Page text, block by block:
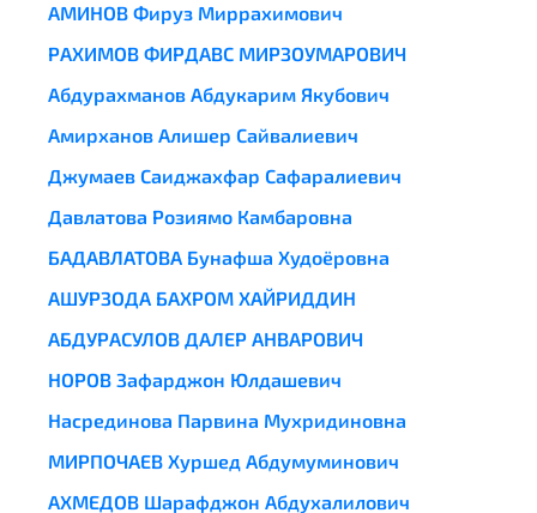
АМИНОВ Фируз Миррахимович
РАХИМОВ ФИРДАВС МИРЗОУМАРОВИЧ
Абдурахманов Абдукарим Якубович
Амирханов Алишер Сайвалиевич
Джумаев Саиджахфар Сафаралиевич
Давлатова Розиямо Камбаровна
БАДАВЛАТОВА Бунафша Худоёровна
АШУРЗОДА БАХРОМ ХАЙРИДДИН
АБДУРАСУЛОВ ДАЛЕР АНВАРОВИЧ
НОРОВ Зафарджон Юлдашевич
Насрединова Парвина Мухридиновна
МИРПОЧАЕВ Хуршед Абдумуминович
АХМЕДОВ Шарафджон Абдухалилович